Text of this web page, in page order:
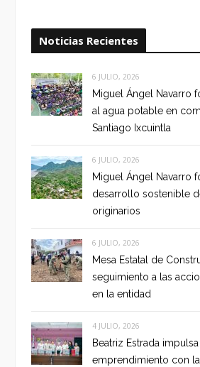
Noticias Recientes
6 JULIO, 2026
Miguel Ángel Navarro
al agua potable en
Santiago Ixcuintla
6 JULIO, 2026
Miguel Ángel Navarro
desarrollo sostenible
originarios
6 JULIO, 2026
Mesa Estatal de
seguimiento a las
en la entidad
4 JULIO, 2026
Beatriz Estrada impulsa
emprendimiento con